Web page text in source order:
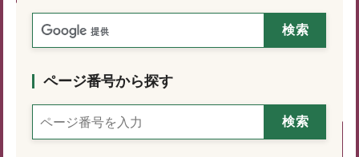
ページ番号から探す